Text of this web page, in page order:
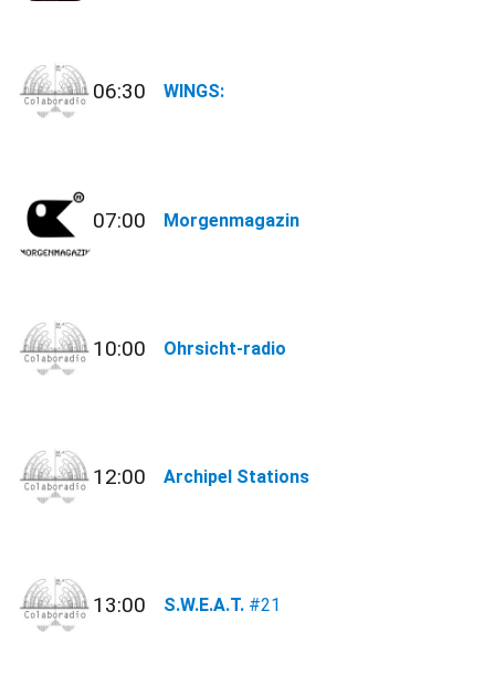
06:30 WINGS:
07:00 Morgenmagazin
10:00 Ohrsicht-radio
12:00 Archipel Stations
13:00 S.W.E.A.T. #21